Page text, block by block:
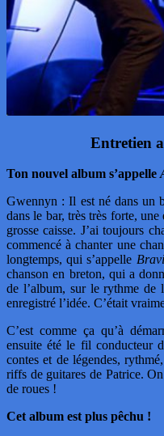
Entretien
Ton nouvel album s’appelle
Gwennyn : Il est né dans un
dans le bar, très très forte,
grosse caisse. J’ai toujours
commencé à chanter une
longtemps, qui s’appelle
chanson en breton, qui a
de l’album, sur le rythme de
enregistré l’idée. C’était
C’est comme ça qu’à
ensuite été le fil conducteur
contes et de légendes,
riffs de guitares de Patrice.
de roues !
Cet album est plus pêchu !